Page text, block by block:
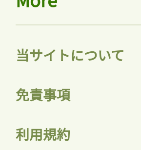
当サイトについて
免責事項
利用規約